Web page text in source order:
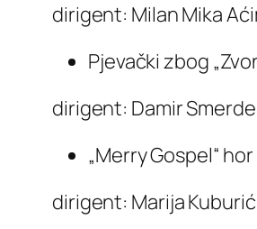
dirigent: Milan Mika
Pjevački zbog
dirigent: Damir
„Merry Gospel“
dirigent: Marija